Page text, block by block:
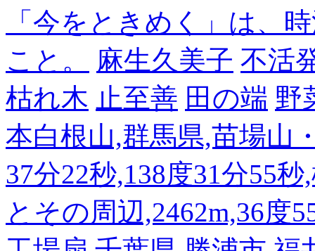
「今をときめく」は、
こと。
麻生久美子 不活
枯れ木 止至善 田の端 野
本白根山,群馬県,苗場山
37分22秒,138度31分55秒
とその周辺,2462m,36度